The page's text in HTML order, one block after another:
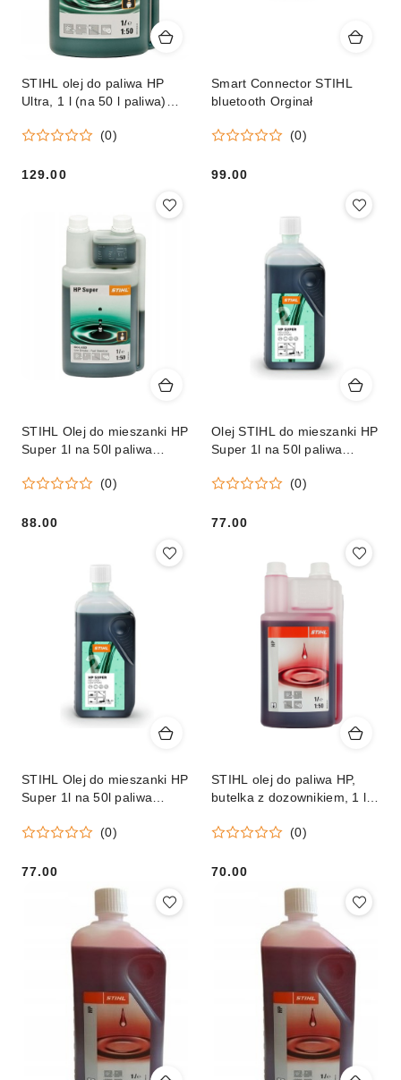
STIHL olej do paliwa HP
Ultra, 1 l (na 50 l paliwa)
(0)
Cena:
129.00
Smart Connector STIHL
bluetooth Orginał
(0)
Cena:
99.00
STIHL Olej do mieszanki HP
Super 1l na 50l paliwa
Orginał
(0)
88.00
Olej STIHL do mieszanki HP
Super 1l na 50l paliwa
(0)
77.00
STIHL Olej do mieszanki HP
Super 1l na 50l paliwa
(0)
Cena:
77.00
STIHL olej do paliwa HP,
butelka z dozownikiem, 1 l
(0)
Cena:
70.00